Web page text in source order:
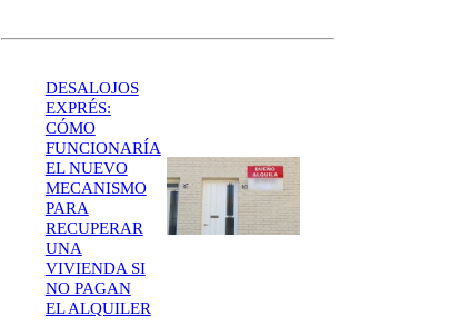
DESALOJOS
EXPRÉS:
CÓMO
FUNCIONARÍA
EL NUEVO
MECANISMO
PARA
RECUPERAR
UNA
VIVIENDA SI
NO PAGAN
EL ALQUILER